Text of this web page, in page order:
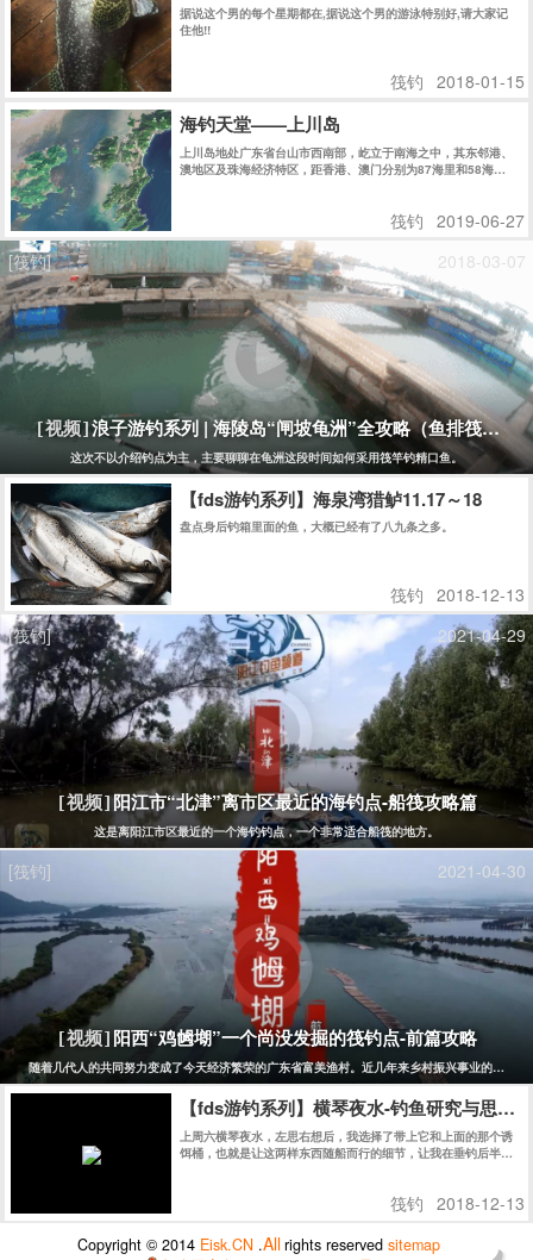
据说这个男的每个星期都在,据说这个男的游泳特别好,请大家记
住他!!
筏钓 2018-01-15
海钓天堂——上川岛
上川岛地处广东省台山市西南部，屹立于南海之中，其东邻港、
澳地区及珠海经济特区，距香港、澳门分别为87海里和58海
筏钓 2019-06-27
[筏钓]
2018-03-07
[视频]浪子游钓系列 | 海陵岛“闸坡龟洲”全攻略（鱼排筏钓）
这次不以介绍钓点为主，主要聊聊在龟洲这段时间如何采用筏竿钓精口鱼。
【fds游钓系列】海泉湾猎鲈11.17～18
盘点身后钓箱里面的鱼，大概已经有了八九条之多。
筏钓 2018-12-13
[筏钓]
2021-04-29
[视频]阳江市“北津”离市区最近的海钓点-船筏攻略篇
这是离阳江市区最近的一个海钓钓点，一个非常适合船筏的地方。
[筏钓] 2021-04-30
[视频] 阳西“鸡乸㙟”一个尚没发掘的筏钓点-前篇攻略
随着几代人的共同努力变成了今天经济繁荣的广东省富美渔村。近几年来乡村振兴事业的发展
【fds游钓系列】横琴夜水-钓鱼研究与思考
上周六横琴夜水，左思右想后，我选择了带上它和上面的那个诱
饵桶，也就是让这两样东西随船而行的细节，让我在垂钓后半
筏钓 2018-12-13
Copyright © 2014 Eisk.CN .Allrights reservedsitemap